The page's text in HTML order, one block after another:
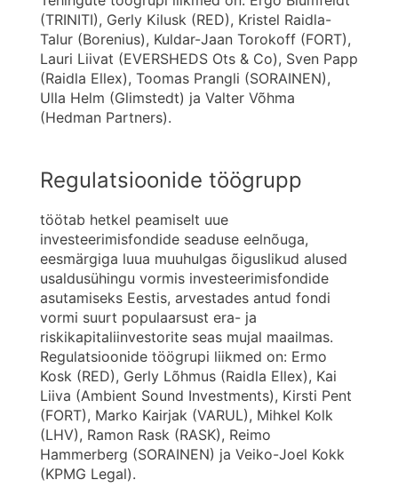
(TRINITI), Gerly Kilusk (RED), Kristel Raidla-
Talur (Borenius), Kuldar-Jaan Torokoff (FORT),
Lauri Liivat (EVERSHEDS Ots & Co), Sven Papp
(Raidla Ellex), Toomas Prangli (SORAINEN),
Ulla Helm (Glimstedt) ja Valter Võhma
(Hedman Partners).
Regulatsioonide töögrupp
töötab hetkel peamiselt uue
investeerimisfondide seaduse eelnõuga,
eesmärgiga luua muuhulgas õiguslikud alused
usaldusühingu vormis investeerimisfondide
asutamiseks Eestis, arvestades antud fondi
vormi suurt populaarsust era- ja
riskikapitaliinvestorite seas mujal maailmas.
Regulatsioonide töögrupi liikmed on: Ermo
Kosk (RED), Gerly Lõhmus (Raidla Ellex), Kai
Liiva (Ambient Sound Investments), Kirsti Pent
(FORT), Marko Kairjak (VARUL), Mihkel Kolk
(LHV), Ramon Rask (RASK), Reimo
Hammerberg (SORAINEN) ja Veiko-Joel Kokk
(KPMG Legal).